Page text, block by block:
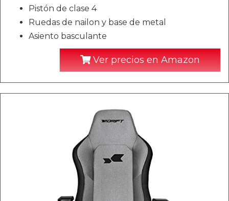
Pistón de clase 4
Ruedas de nailon y base de metal
Asiento basculante
Ver precios en Amazon